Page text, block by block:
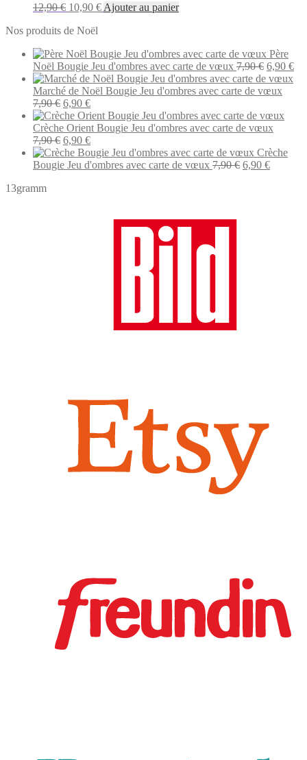
12,90€ Le
initial
12,90 €.
10,90 €Le
10,90 €.
Ajouter au panier
Nos produits de Noël
Père
Noël Bougie Jeu d'ombres avec carte de vœux 7,90€ Le
prix
initial
7,90 €.
6,90 €Le
Marché de Noël Bougie Jeu d'ombres avec carte de vœux
7,90€ Le
prix
initial
était :
7,90 €.
6,90 €Le
prix
actuel
est :
6,90 €.
Crèche Orient Bougie Jeu d'ombres avec carte de vœux
7,90€ Le
prix
initial
6,90 €Le
prix
actuel
Crèche
Bougie Jeu d'ombres avec carte de vœux 7,90€ Le
6,90 €Le
13gramm